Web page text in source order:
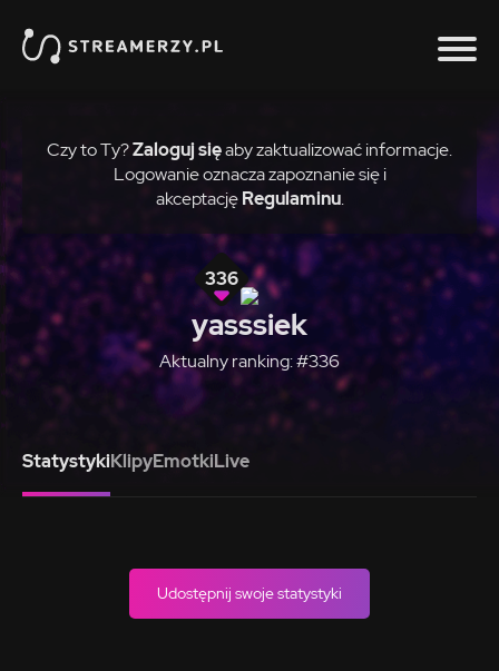
Czy to Ty?Zaloguj sięaby zaktualizować informacje.
Logowanie oznacza zapoznanie się i
akceptację Regulaminu.
336
yasssiek
Aktualny ranking: #336
StatystykiKlipyEmotkiLive
Udostępnij swoje statystyki